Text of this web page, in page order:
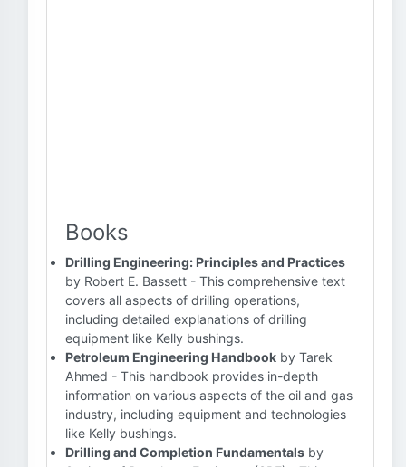
Books
Drilling Engineering: Principles and Practices
by Robert E. Bassett - This comprehensive text
covers all aspects of drilling operations,
including detailed explanations of drilling
equipment like Kelly bushings.
Petroleum Engineering Handbook by Tarek
Ahmed - This handbook provides in-depth
information on various aspects of the oil and gas
industry, including equipment and technologies
like Kelly bushings.
Drilling and Completion Fundamentals by